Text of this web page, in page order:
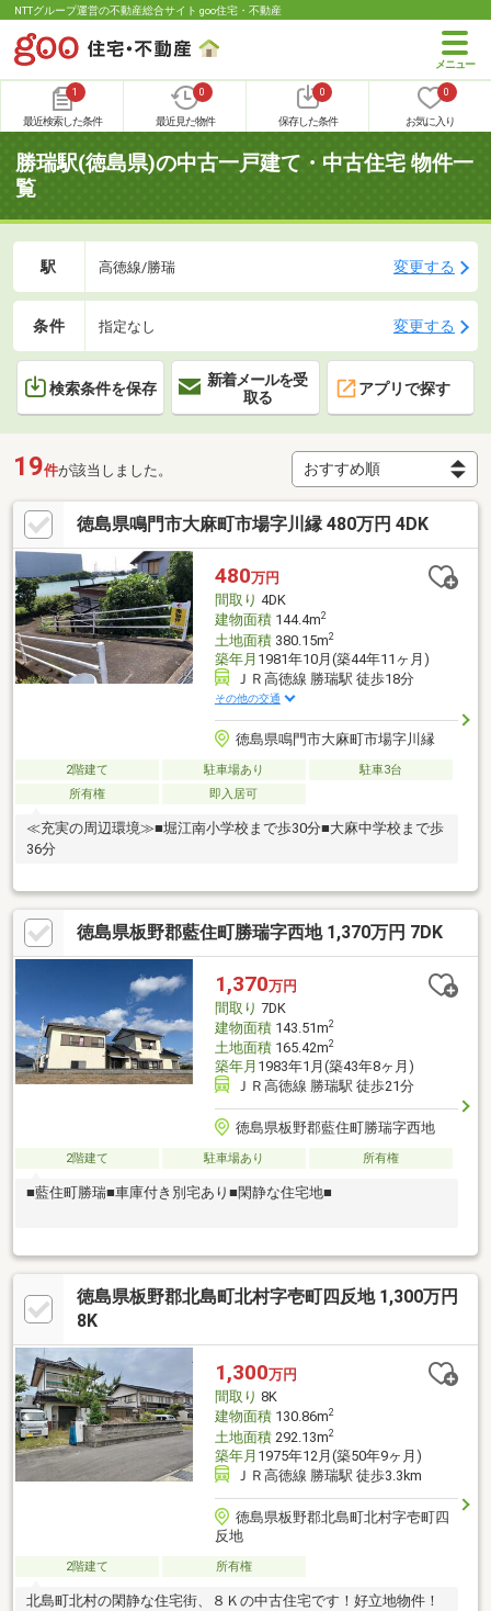
NTTグループ運営の不動産総合サイト goo住宅・不動産
1
最近検索した条件
0
最近見た物件
0
保存した条件
0
お気に入り
勝瑞駅(徳島県)の中古一戸建て・中古住宅 物件一
覧
駅 高徳線/勝瑞 変更する
条件 指定なし 変更する
検索条件を保存
新着メールを受
取る
アプリで探す
19件が該当しました。
徳島県鳴門市大麻町市場字川縁 480万円 4DK
480万円
間取り 4DK
建物面積144.4m2
土地面積380.15m2
築年月 1981年10月(築44年11ヶ月)
ＪＲ高徳線 勝瑞駅 徒歩18分
その他の交通
徳島県鳴門市大麻町市場字川縁
2階建て 駐車場あり
駐車3台
所有権
即入居可
≪充実の周辺環境≫■堀江南小学校まで歩30分■大麻中学校まで歩
36分
徳島県板野郡藍住町勝瑞字西地 1,370万円 7DK
1,370万円
間取り 7DK
建物面積143.51m2
土地面積165.42m2
築年月 1983年1月(築43年8ヶ月)
ＪＲ高徳線 勝瑞駅 徒歩21分
徳島県板野郡藍住町勝瑞字西地
2階建て 駐車場あり 所有権
■藍住町勝瑞■車庫付き別宅あり■閑静な住宅地■
徳島県板野郡北島町北村字壱町四反地 1,300万円
8K
1,300万円
間取り 8K
建物面積130.86m2
土地面積292.13m2
築年月 1975年12月(築50年9ヶ月)
ＪＲ高徳線 勝瑞駅 徒歩3.3km
徳島県板野郡北島町北村字壱町四
反地
2階建て 所有権
北島町北村の閑静な住宅街、８Ｋの中古住宅です！好立地物件！